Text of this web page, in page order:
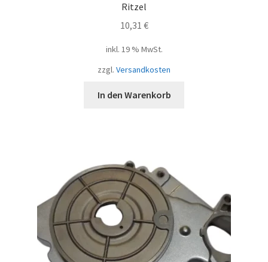
Ritzel
10,31 €
inkl. 19 % MwSt.
zzgl. Versandkosten
In den Warenkorb